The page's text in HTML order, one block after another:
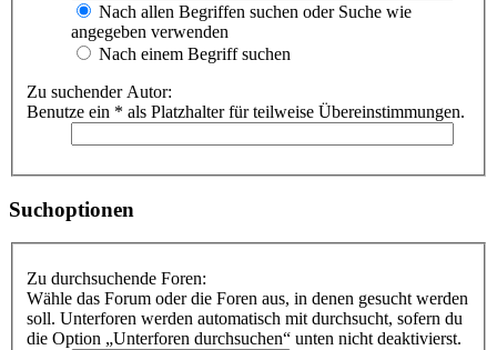
Nach allen Begriffen suchen oder Suche wie
angegeben verwenden
Nach einem Begriff suchen
Zu suchender Autor:
Benutze ein * als Platzhalter für teilweise Übereinstimmungen.
Suchoptionen
Zu durchsuchende Foren:
Wähle das Forum oder die Foren aus, in denen gesucht werden
soll. Unterforen werden automatisch mit durchsucht, sofern du
die Option „Unterforen durchsuchen“ unten nicht deaktivierst.